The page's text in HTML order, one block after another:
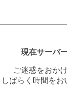
現在サーバ
ご迷惑をおか
しばらく時間を